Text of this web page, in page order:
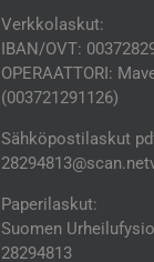
Verkkolaskut:
IBAN/OVT:
OPERAATTORI:
(003721291126)
Sähköpostilaskut
Paperilaskut:
Suomen
28294813